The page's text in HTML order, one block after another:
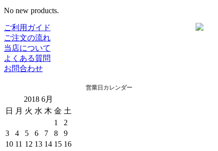
No new products.
ご利用ガイド
ご注文の流れ
当店について
よくある質問
お問合わせ
営業日カレンダー
2018 6月
日
月 火 水 木 金 土
1
2
3
4 5 6 7 8
9
10 11 12 13 14 15 16